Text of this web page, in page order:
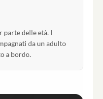
parte delle età. I
da un adulto
a bordo.